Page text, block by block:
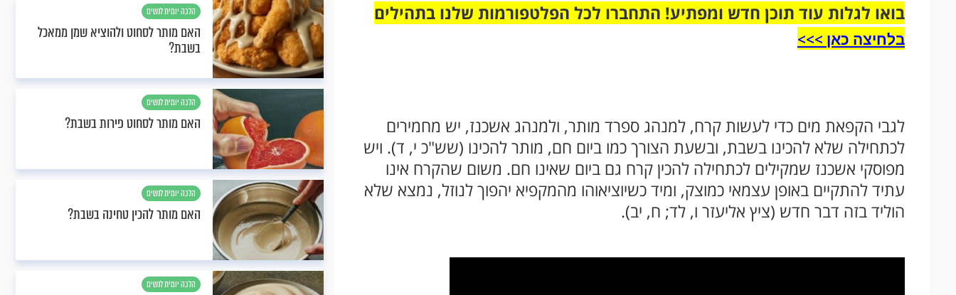
בואו לגלות עוד תוכן חדש ומפתיע! התחברו לכל הפלטפורמות שלנו בתהילים
בלחיצה כאן >>>​
לגבי הקפאת מים כדי לעשות קרח, למנהג ספרד מותר, ולמנהג אשכנז, יש מחמירים
לכתחילה שלא להכינו בשבת, ובשעת הצורך כמו ביום חם, מותר להכינו (שש"כ י, ד). ויש
מפוסקי אשכנז שמקילים לכתחילה להכין קרח גם ביום שאינו חם. משום שהקרח אינו
עתיד להתקיים באופן עצמאי כמוצק, ומיד כשיוציאוהו מהמקפיא יהפוך לנוזל, נמצא שלא
הוליד בזה דבר חדש (ציץ אליעזר ו, לד; ח, יב).
הלכה יומית לנשים
האם מותר לסחוט ולהוציא שמן ממאכל
בשבת?
הלכה יומית לנשים
האם מותר לסחוט פירות בשבת?
הלכה יומית לנשים
האם מותר להכין טחינה בשבת?
הלכה יומית לנשים